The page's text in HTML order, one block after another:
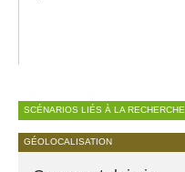
SCÉNARIOS LIÉS À LA RECHERCHE
GÉOLOCALISATION